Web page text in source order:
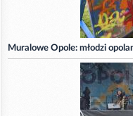
Muralowe Opole: młodzi